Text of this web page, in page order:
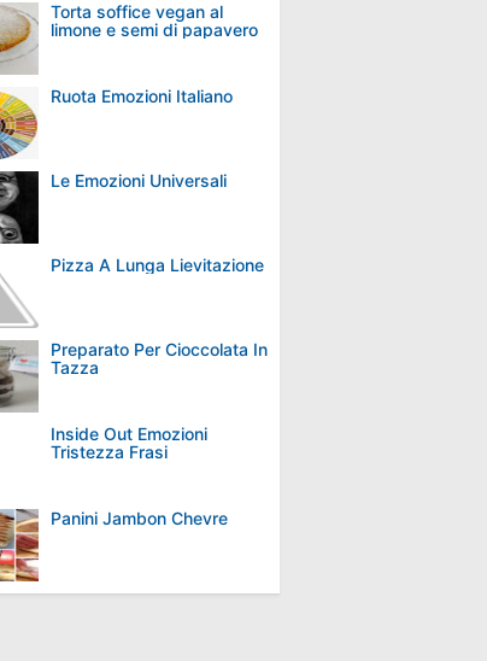
Torta soffice vegan al
limone e semi di papavero
Ruota Emozioni Italiano
Le Emozioni Universali
Pizza A Lunga Lievitazione
Preparato Per Cioccolata In
Tazza
Inside Out Emozioni
Tristezza Frasi
Panini Jambon Chevre